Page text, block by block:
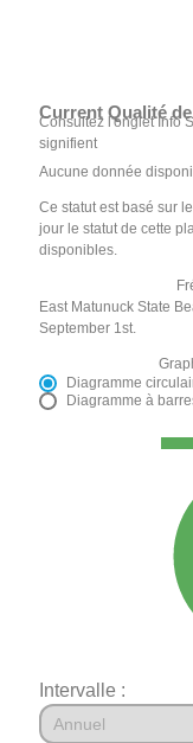
Current Qualité
Consultez l'onglet Info
signifient
Aucune donnée
Ce statut est basé sur
jour le statut de cette
disponibles.
East Matunuck State
September 1st.
Diagramme
Diagramme à
Intervalle :